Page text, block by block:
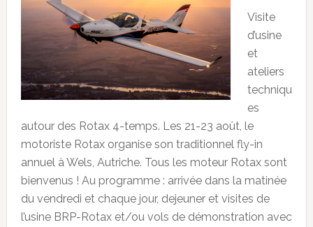
Visite
d’usine
et
ateliers
techniqu
es
autour des Rotax 4-temps. Les 21-23 août, le
motoriste Rotax organise son traditionnel fly-in
annuel à Wels, Autriche. Tous les moteur Rotax sont
bienvenus ! Au programme : arrivée dans la matinée
du vendredi et chaque jour, dejeuner et visites de
l’usine BRP-Rotax et/ou vols de démonstration avec